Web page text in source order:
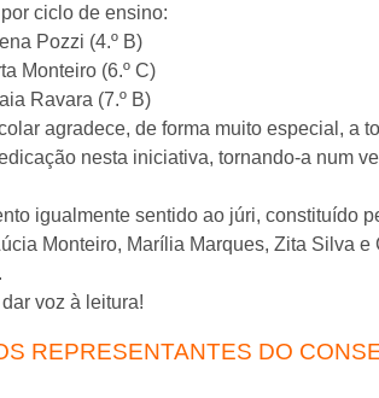
ciclo de ensino:
Pozzi (4.º B)
Monteiro (6.º C)
Ravara (7.º B)
agradece, de forma muito especial, a
nesta iniciativa, tornando-a num
igualmente sentido ao júri, constituído
Monteiro, Marília Marques, Zita Silva
voz à leitura!
REPRESENTANTES DO